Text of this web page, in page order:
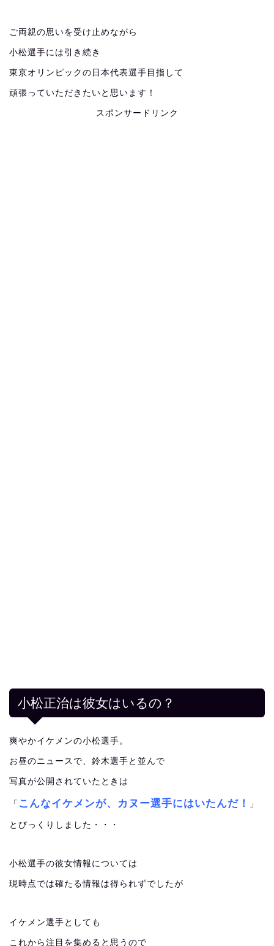
ご両親の思いを受け止めながら
小松選手には引き続き
東京オリンピックの日本代表選手目指して
頑張っていただきたいと思います！
スポンサードリンク
小松正治は彼女はいるの？
爽やかイケメンの小松選手。
お昼のニュースで、鈴木選手と並んで
写真が公開されていたときは
「 こんなイケメンが、カヌー選手にはいたんだ！ 」
とびっくりしました・・・
小松選手の彼女情報については
現時点では確たる情報は得られずでしたが
イケメン選手としても
これから注目を集めると思うので